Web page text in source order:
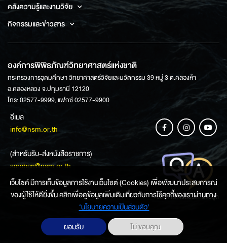
คลังความรู้และงานวิจัย
กิจกรรมและข่าวสาร
องค์การพิพิธภัณฑ์วิทยาศาสตร์แห่งชาติ
กระทรวงการอุดมศึกษา วิทยาศาสตร์วิจัยและนวัตกรรม 39 หมู่ 3 ต.คลองห้า
อ.คลองหลวง จ.ปทุมธานี 12120
โทร: 02577-9999, แฟกซ์ 02577-9900
อีเมล
info@nsm.or.th
(สำหรับรับ-ส่งหนังสือราชการ)
saraban@nsm.or.th
ช่องทางการสอบถามข้อมูล
เว็บไซค์ มีการเก็บข้อมูลการใช้งานเว็บไซต์ (Cookies) เพื่อพัฒนาประสบการณ์
ของผู้ใช้ให้ดียิ่งขึ้น คลิกเพื่อดูข้อมูลเพิ่มเติมเกี่ยวกับการใช้คุกกี้ของเราผ่านทาง
‘นโยบายความเป็นส่วนตัว'
ยอมรับ
ไม่ ขอบคุณ